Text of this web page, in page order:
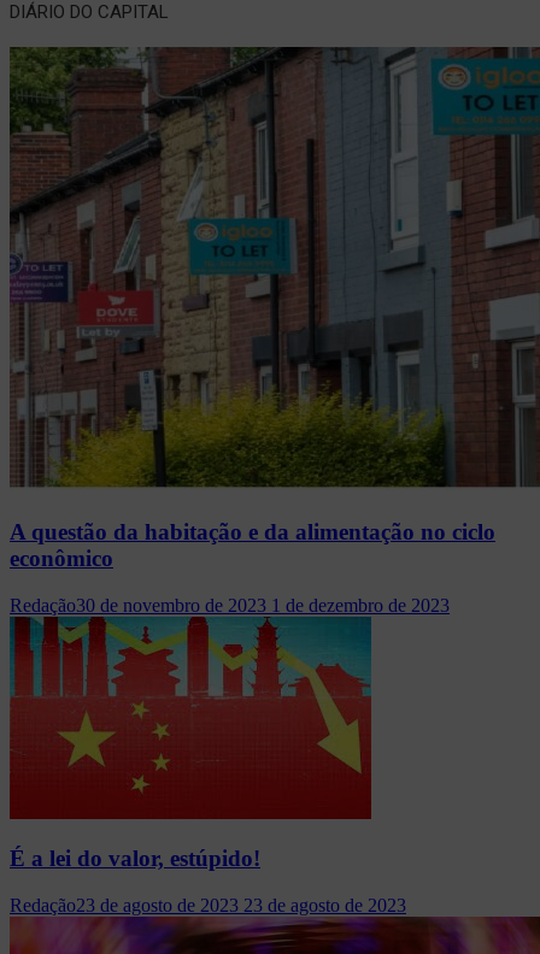
DIÁRIO DO CAPITAL
A questão da habitação e da alimentação no ciclo
econômico
Redação30 de novembro de 2023 1 de dezembro de 2023
É a lei do valor, estúpido!
Redação23 de agosto de 2023 23 de agosto de 2023